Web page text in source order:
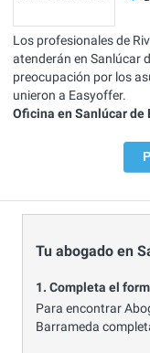
Los profesionales de
atenderán en Sanlúcar
preocupación por los
unieron a Easyoffer.
Oficina en Sanlúcar de
Tu abogado en
1. Completa el
Para encontrar
Barrameda